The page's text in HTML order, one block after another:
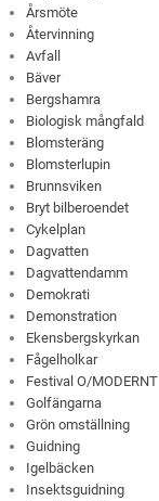
Årsmöte
Återvinning
Avfall
Bäver
Bergshamra
Biologisk mångfald
Blomsteräng
Blomsterlupin
Brunnsviken
Bryt bilberoendet
Cykelplan
Dagvatten
Dagvattendamm
Demokrati
Demonstration
Ekensbergskyrkan
Fågelholkar
Festival O/MODERNT
Golfängarna
Grön omställning
Guidning
Igelbäcken
Insektsguidning